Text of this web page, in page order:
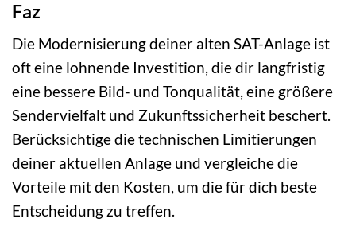
Faz
Die Modernisierung deiner alten SAT-Anlage ist
oft eine lohnende Investition, die dir langfristig
eine bessere Bild- und Tonqualität, eine größere
Sendervielfalt und Zukunftssicherheit beschert.
Berücksichtige die technischen Limitierungen
deiner aktuellen Anlage und vergleiche die
Vorteile mit den Kosten, um die für dich beste
Entscheidung zu treffen.